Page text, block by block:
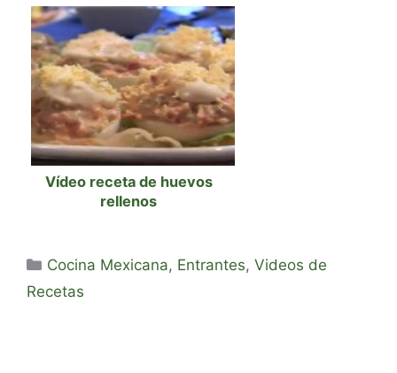
Vídeo receta de huevos
rellenos
Categorías
Cocina Mexicana, Entrantes,Videos de
Recetas